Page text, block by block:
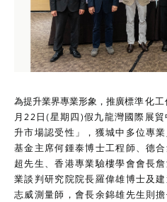
為提升業界專業形象，推廣標準化
月22日(星期四)假九龍灣國際展
升市場認受性」，獲城中多位專
基金主席何鍾泰博士工程師、德
超先生、香港專業驗樓學會會長
業談判研究院院長羅偉雄博士及
志威測量師，會長余錦雄先生則